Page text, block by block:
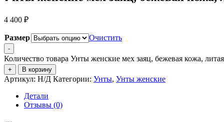
4 400 ₽
Размер Очистить
-
Количество товара Унты женские мех заяц, бежевая кожа,
+ В корзину
Артикул: Н/Д Категории: Унты, Унты женские
Детали
Отзывы (0)